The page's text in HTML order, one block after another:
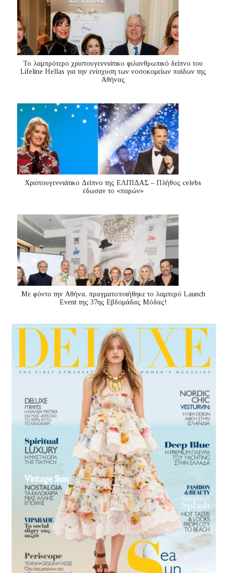
Το λαμπρότερο χριστουγεννιάτικο φιλανθρωπικό δείπνο του
Lifeline Hellas για την ενίσχυση των νοσοκομείων παίδων της
Αθήνας
Χριστουγεννιάτικο Δείπνο της ΕΛΠΙΔΑΣ – Πλήθος celebs
έδωσαν το «παρών»
Με φόντο την Αθήνα, πραγματοποιήθηκε το λαμπερό Launch
Event της 37ης Εβδομάδας Μόδας!